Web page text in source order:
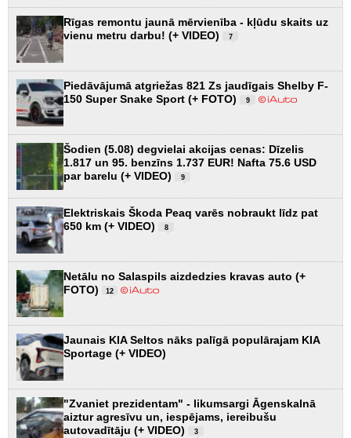
Rīgas remontu jaunā mērvienība - kļūdu skaits uz
vienu metru darbu! (+ VIDEO)
7
Piedāvājumā atgriežas 821 Zs jaudīgais Shelby F-
150 Super Snake Sport (+ FOTO)
9
Šodien (5.08) degvielai akcijas cenas: Dīzelis
1.817 un 95. benzīns 1.737 EUR! Nafta 75.6 USD
par barelu (+ VIDEO)
9
Elektriskais Škoda Peaq varēs nobraukt līdz pat
650 km (+ VIDEO)
8
Netālu no Salaspils aizdedzies kravas auto (+
FOTO)
12
Jaunais KIA Seltos nāks palīgā populārajam KIA
Sportage (+ VIDEO)
"Zvaniet prezidentam" - likumsargi Āgenskalnā
aiztur agresīvu un, iespējams, iereibušu
autovadītāju (+ VIDEO)
3